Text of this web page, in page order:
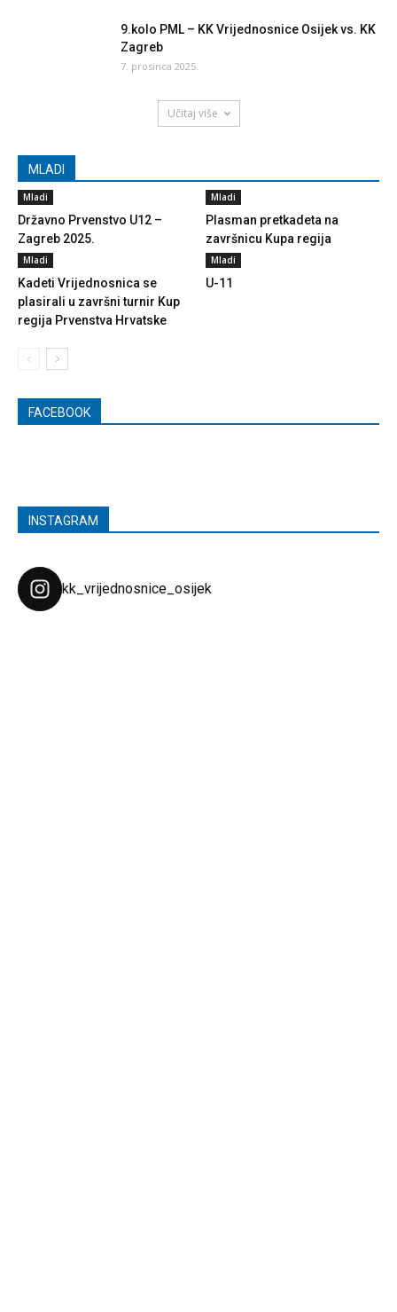
9.kolo PML – KK Vrijednosnice Osijek vs. KK
Zagreb
7. prosinca 2025.
Učitaj više
MLADI
Mladi
Državno Prvenstvo U12 –
Zagreb 2025.
Mladi
Plasman pretkadeta na
završnicu Kupa regija
Mladi
Kadeti Vrijednosnica se
plasirali u završni turnir Kup
regija Prvenstva Hrvatske
Mladi
U-11
FACEBOOK
INSTAGRAM
kk_vrijednosnice_osijek